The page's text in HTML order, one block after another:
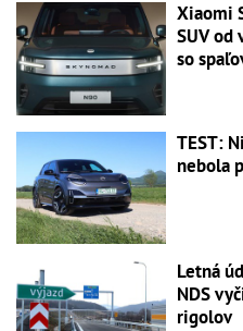
Xiaomi
SUV od
so
TEST:
nebola
Letná
NDS
rigolov